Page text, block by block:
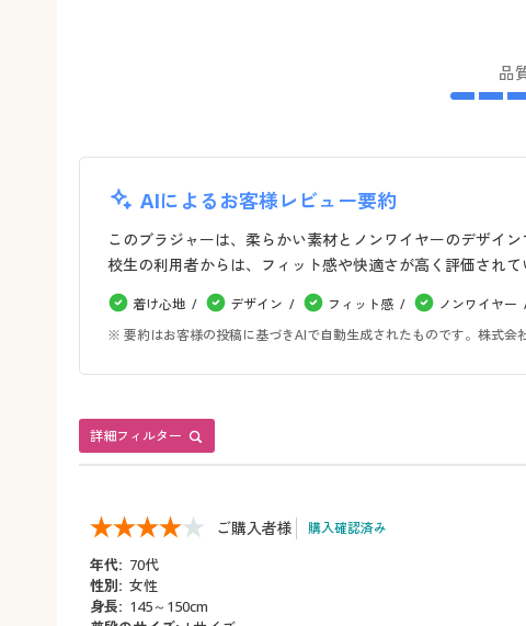
品
AIによるお客様レビュー要約
このブラジャーは、柔らかい素材とノンワイヤーのデザイ
校生の利用者からは、フィット感や快適さが高く評価され
着け心地 デザイン フィット感 ノンワイヤー
※ 要約はお客様の投稿に基づきAIで自動生成されたものです。株式会
詳細フィルター
ご購入者様 購入確認済み
年代: 70代
性別: 女性
身長: 145～150cm